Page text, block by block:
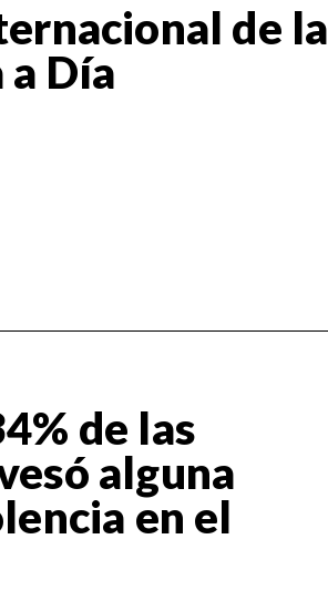
de la
Día
de las
alguna
en el